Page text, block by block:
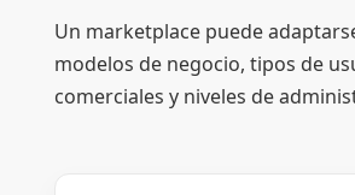
Un marketplace puede
modelos de negocio, tipos de
comerciales y niveles de